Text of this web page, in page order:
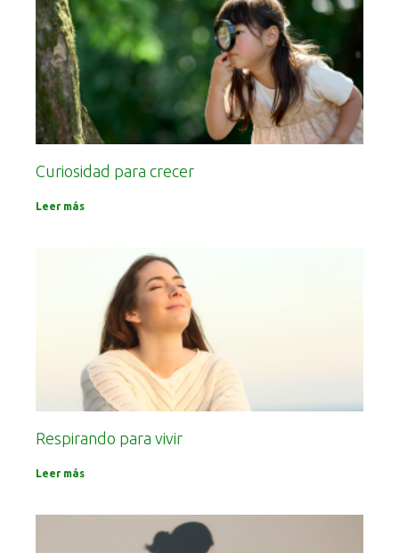
Curiosidad para crecer
Leer más
Respirando para vivir
Leer más